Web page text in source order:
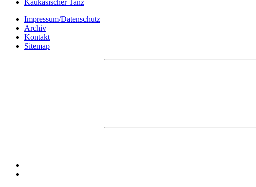
Impressum/Datenschutz
Archiv
Kontakt
Sitemap